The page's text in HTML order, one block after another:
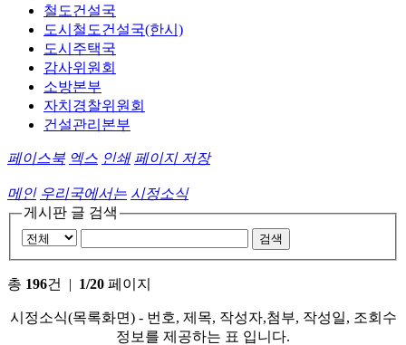
철도건설국
도시철도건설국(한시)
도시주택국
감사위원회
소방본부
자치경찰위원회
건설관리본부
페이스북 엑스 인쇄 페이지 저장
메인 우리국에서는 시정소식
게시판 글 검색
총 196건 | 1/20 페이지
시정소식(목록화면) - 번호, 제목, 작성자,첨부, 작성일, 조회수
정보를 제공하는 표 입니다.